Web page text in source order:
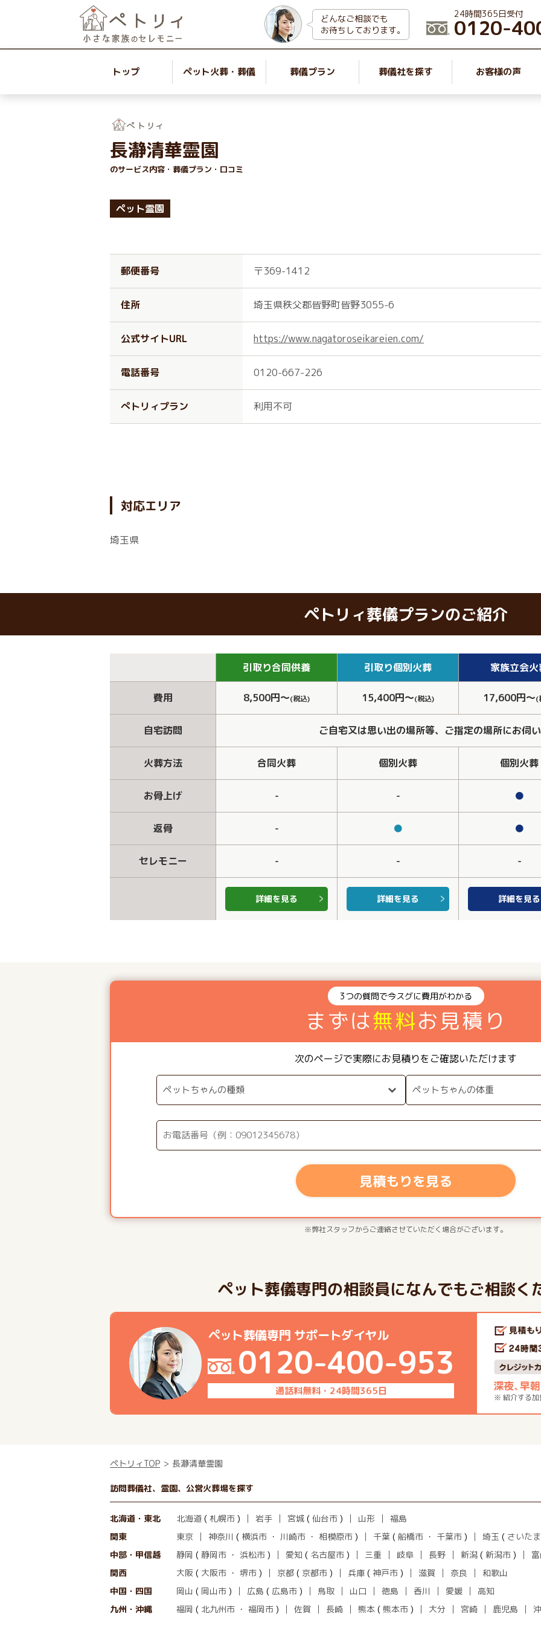
どんなご相談でも
お待ちしております。
24時間365日受付
0120-
トップ ペット火葬・葬儀 葬儀プラン 葬儀社を探す お客様の声
長瀞清華霊園
のサービス内容・葬儀プラン・口コミ
ペット霊園
郵便番号 〒369-1412
住所 埼玉県秩父郡皆野町皆野3055-6
公式サイトURL https://www.nagatoroseikareien.com/
電話番号 0120-667-226
ぺトリィプラン 利用不可
対応エリア
埼玉県
ペトリィ葬儀プランのご紹介
引取り合同供養 引取り個別火葬 家族立会
費用 8,500円～(税込) 15,400円～(税込) 17,600円～(
自宅訪問 ご自宅又は思い出の場所等、ご指定の場所にお伺
火葬方法 合同火葬 個別火葬 個別火葬
お骨上げ - - ●
返骨 - ● ●
セレモニー - - -
詳細を見る 詳細を見る 詳細を見る
3つの質問で今スグに費用がわかる
まずは無料お見積り
次のページで実際にお見積りをご確認いただけます
見積もりを見る
※弊社スタッフからご連絡させていただく場合がございます。
ペット葬儀専門の相談員になんでもご相談く
ペット葬儀専門 サポートダイヤル
0120-400-953
通話料無料・24時間365日
※ 紹介する加
ペトリィTOP 長瀞清華霊園
訪問葬儀社、霊園、公営火葬場を探す
北海道・東北 北海道 ( 札幌市 ) 岩手 宮城 ( 仙台市 ) 山形
福島
関東
東京 神奈川 ( 横浜市 ・ 川崎市 ・ 相模原市 ) 千葉 ( 船橋市 ・ 千葉市 ) 埼玉 ( さいた
中部・甲信越
静岡 ( 静岡市 ・ 浜松市 ) 愛知 ( 名古屋市 ) 三重 岐阜 長野 新潟 ( 新潟市 )
関西
大阪 ( 大阪市 ・ 堺市 ) 京都 ( 京都市 ) 兵庫 ( 神戸市 ) 滋賀 奈良
和歌山
中国・四国
岡山 ( 岡山市 ) 広島 ( 広島市 ) 鳥取 山口 徳島 香川 愛媛
高知
九州・沖縄
福岡 ( 北九州市 ・ 福岡市 ) 佐賀 長崎 熊本 ( 熊本市 ) 大分 宮崎 鹿児島